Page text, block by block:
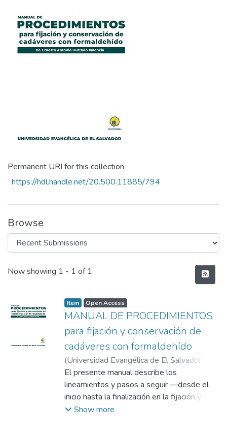
Permanent URI for this collection
https://hdl.handle.net/20.500.11885/794
Browse
Recent Submissions
Now showing 1 - 1 of 1
Item Open Access
MANUAL DE PROCEDIMIENTOS
para fijación y conservación de
cadáveres con formaldehído
(Universidad Evangélica de El Salvador,
2025-06)Ernesto Antonio Hurtado
Valencia
El presente manual describe los
lineamientos y pasos a seguir —desde el
inicio hasta la finalización en la fijación y
conservación de cadáveres— y enumera los
Show more